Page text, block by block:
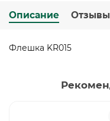
Описание Отзывы
Флешка KR015